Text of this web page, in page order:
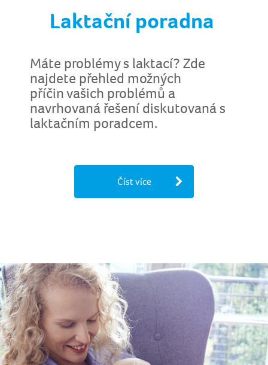
Laktační poradna
Máte problémy s laktací? Zde
najdete přehled možných
příčin vašich problémů a
navrhovaná řešení diskutovaná s
laktačním poradcem.
Číst více